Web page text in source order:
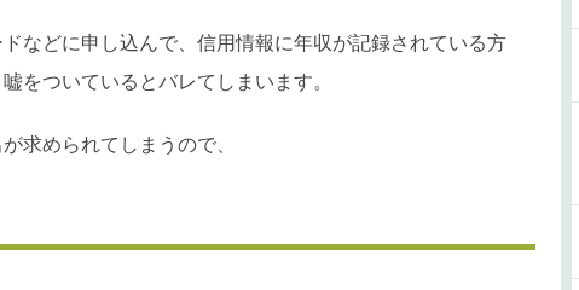
などに申し込んで、信用情報に年収が記録されている方
をついているとバレてしまいます。
求められてしまうので、